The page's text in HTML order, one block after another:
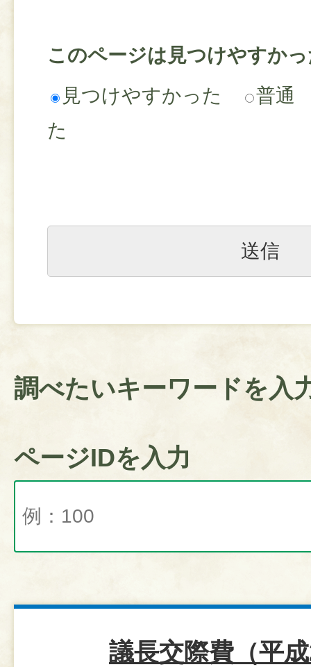
このページは見つけやすか
見つけやすかった
普通
た
調べたいキーワードを入
ページIDを入力
議長交際費（平